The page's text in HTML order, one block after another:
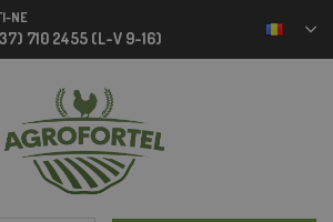
NE
710 2455 (L-V 9-16)